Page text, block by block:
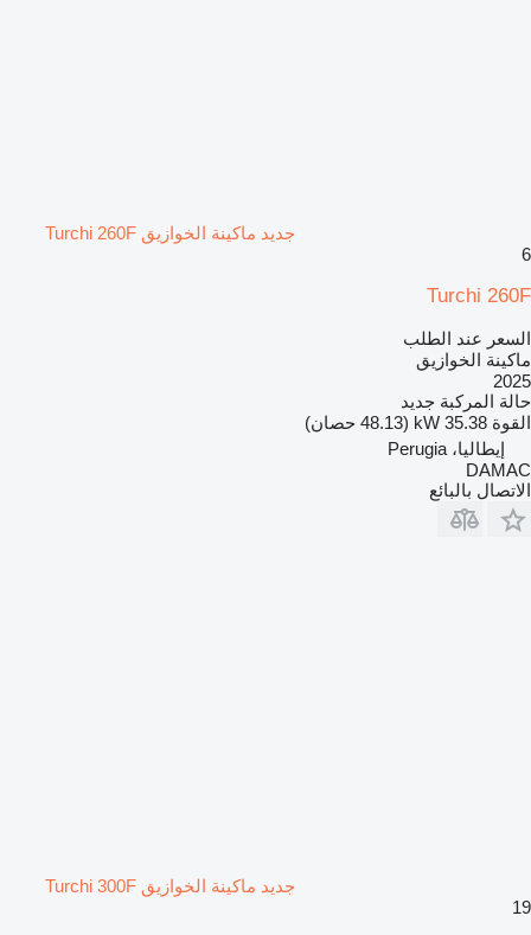
جديد ماكينة الخوازيق Turchi 260F
6
Turchi 260F
السعر عند الطلب
ماكينة الخوازيق
2025
حالة المركبة جديد
القوة 35.38 kW (48.13 حصان)
إيطاليا، Perugia
DAMAC
الاتصال بالبائع
جديد ماكينة الخوازيق Turchi 300F
19